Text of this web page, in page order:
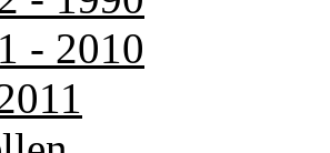
- 2010